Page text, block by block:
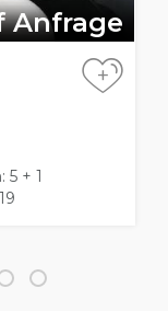
Anfrage
5 + 1
+